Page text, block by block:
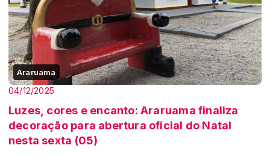
Araruama
04/12/2025
Luzes, cores e encanto: Araruama finaliza
decoração para abertura oficial do Natal
nesta sexta (05)